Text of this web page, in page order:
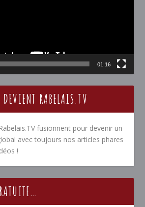
01:16
DEVIENT RABELAIS.TV
fusionnent pour devenir un
avec toujours nos articles phares
!